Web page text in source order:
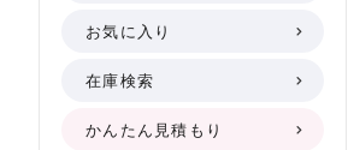
お気に入り
在庫検索
かんたん見積もり